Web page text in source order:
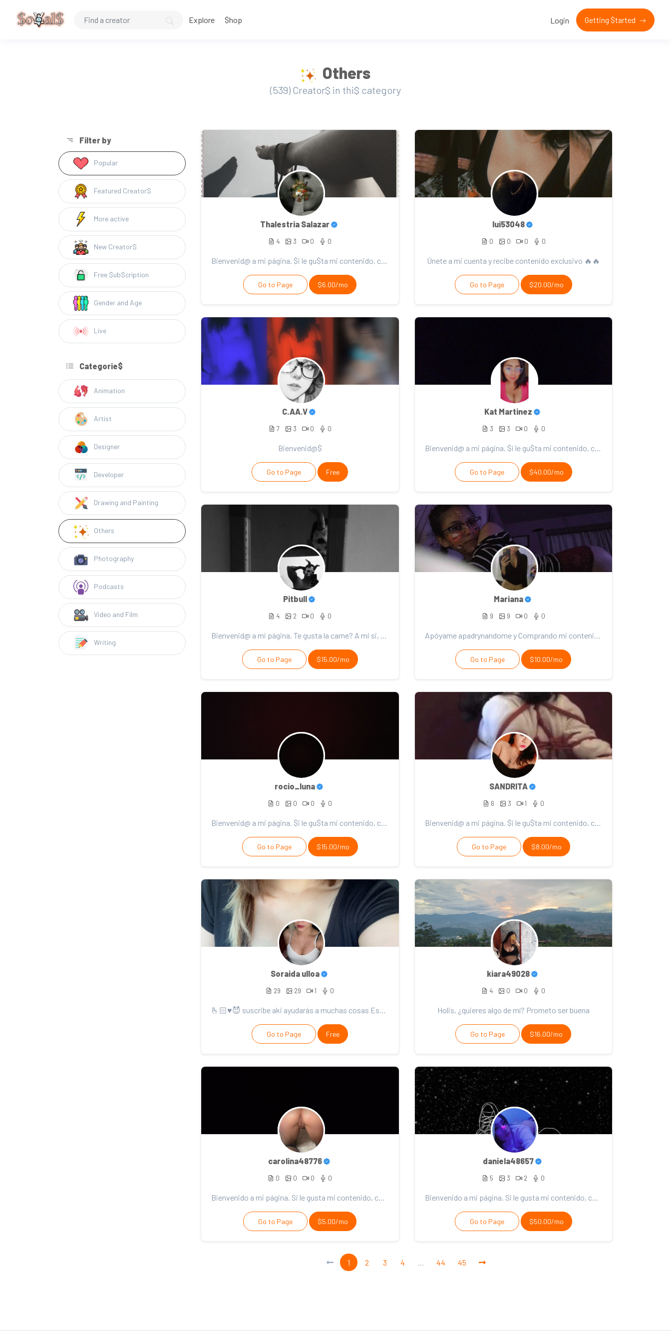
Explore $hop Login Getting $tarted
Others
(539) Creator$ in thi$ category
Filter by
Popular
Featured Creator$
More active
New Creator$
Free $ub$cription
Gender and Age
Live
Categorie$
Animation
Artist
Designer
Developer
Drawing and Painting
Others
Photography
Podcasts
Video and Film
Writing
Thalestria Salazar
4 3 0 0
Go to Page $6.00/mo
lui53048
0 0 0 0
Únete a mi cuenta y recibe contenido exclusivo 🔥🔥
Go to Page $20.00/mo
C.AA.V
7 3 0 0
Bienvenid@$
Go to Page Free
Kat Martinez
3 3 0 0
Bienvenid@ a mi página. $i le gu$ta mi contenido, con$idere el $oporte. ¡Gracia$ por $u apadrynamien...
Go to Page $40.00/mo
Pitbull
4 2 0 0
Go to Page $15.00/mo
Mariana
9 9 0 0
Go to Page $10.00/mo
rocio_luna
0 0 0 0
Go to Page $15.00/mo
SANDRITA
6 3 1 0
Bienvenid@ a mi página. $i le gu$ta mi contenido, con$idere el $oporte. ¡Gracia$ por $u apadrynamien...
Go to Page $8.00/mo
Soraida ulloa
29 29 1 0
Go to Page Free
kiara49028
4 0 0 0
Holis, ¿quieres algo de mí? Prometo ser buena
Go to Page $16.00/mo
carolina48776
0 0 0 0
Go to Page $5.00/mo
daniela48657
5 3 2 0
Bienvenido a mi página. Si le gusta mi contenido, considere el soporte. ¡Gracias por tu apoyo!
Go to Page $50.00/mo
1 2 3 4 44 45